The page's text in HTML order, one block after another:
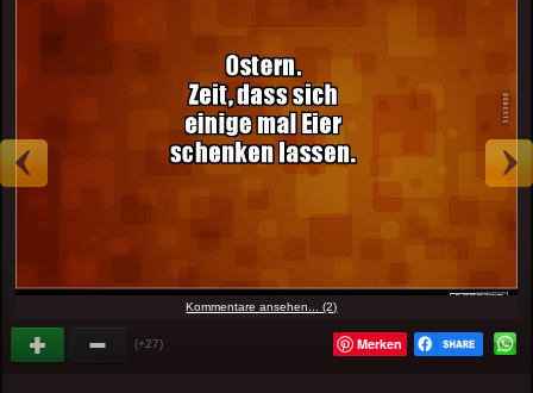
Kommentare ansehen... (2)
(+27) Merken